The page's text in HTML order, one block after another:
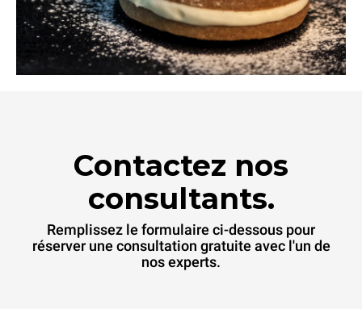
Contactez nos
consultants.
Remplissez le formulaire ci-dessous pour
réserver une consultation gratuite avec l'un de
nos experts.